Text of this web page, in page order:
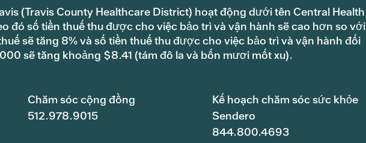
(Travis County Healthcare District) hoạt động dưới tên Central Health
đó số tiền thuế thu được cho việc bảo trì và vận hành sẽ cao hơn so với
sẽ tăng 8% và số tiền thuế thu được cho việc bảo trì và vận hành đối
sẽ tăng khoảng $8.41 (tám đô la và bốn mươi mốt xu).
Chăm sóc cộng đồng
512.978.9015
Kế hoạch chăm sóc sức khỏe
Sendero
844.800.4693